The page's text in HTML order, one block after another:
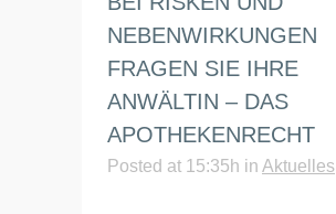
NEBENWIRKUNGEN
FRAGEN SIE IHRE
ANWÄLTIN – DAS
APOTHEKENRECHT
Posted at 15:35h in Aktuelles